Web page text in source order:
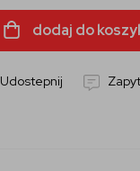
dodaj do
Udostepnij